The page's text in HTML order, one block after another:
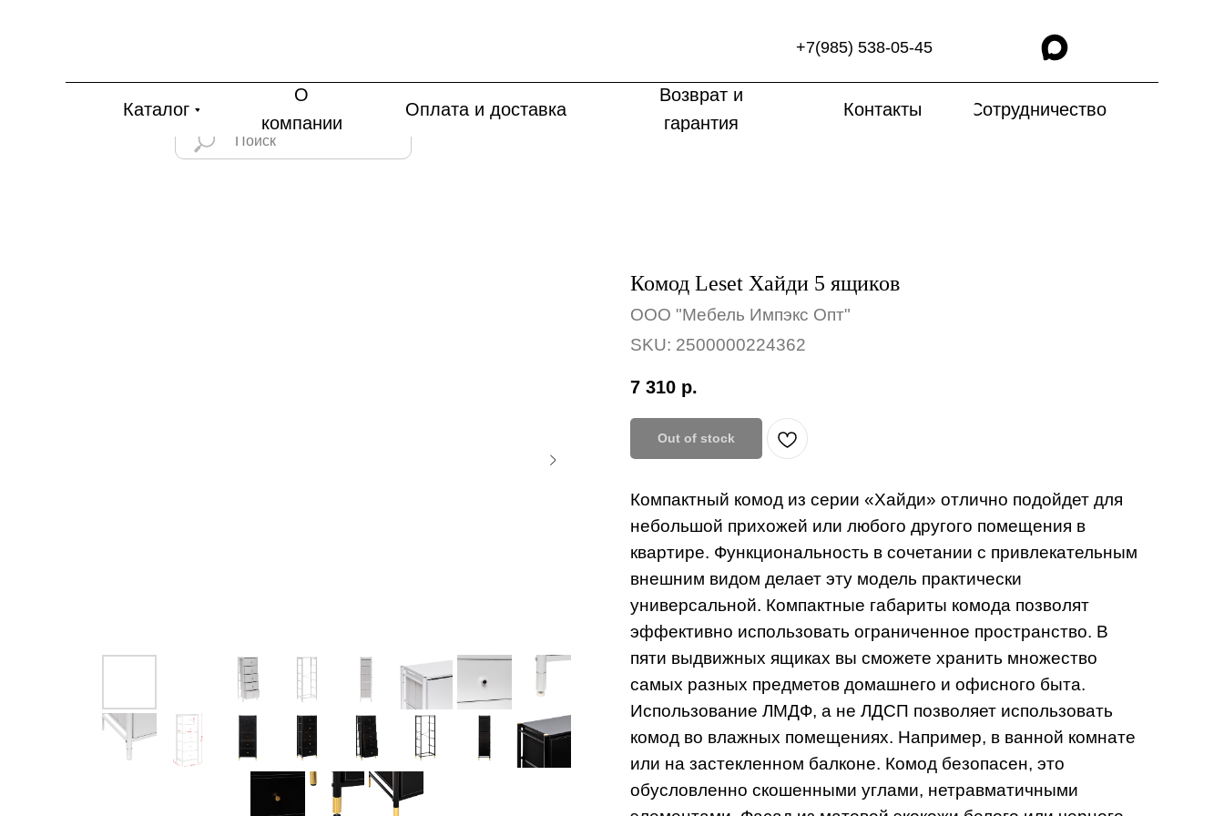
+7(985) 538-05-45
Каталог
О
компании
Оплата и доставка
Возврат и
гарантия
Контакты Сотрудничество
Комод Leset Хайди 5 ящиков
ООО "Мебель Импэкс Опт"
SKU: 2500000224362
7 310 р.
Out of stock
Компактный комод из серии «Хайди» отлично подойдет для
небольшой прихожей или любого другого помещения в
квартире. Функциональность в сочетании с привлекательным
внешним видом делает эту модель практически
универсальной. Компактные габариты комода позволят
эффективно использовать ограниченное пространство. В
пяти выдвижных ящиках вы сможете хранить множество
самых разных предметов домашнего и офисного быта.
Использование ЛМДФ, а не ЛДСП позволяет использовать
комод во влажных помещениях. Например, в ванной комнате
или на застекленном балконе. Комод безопасен, это
обусловленно скошенными углами, нетравматичными